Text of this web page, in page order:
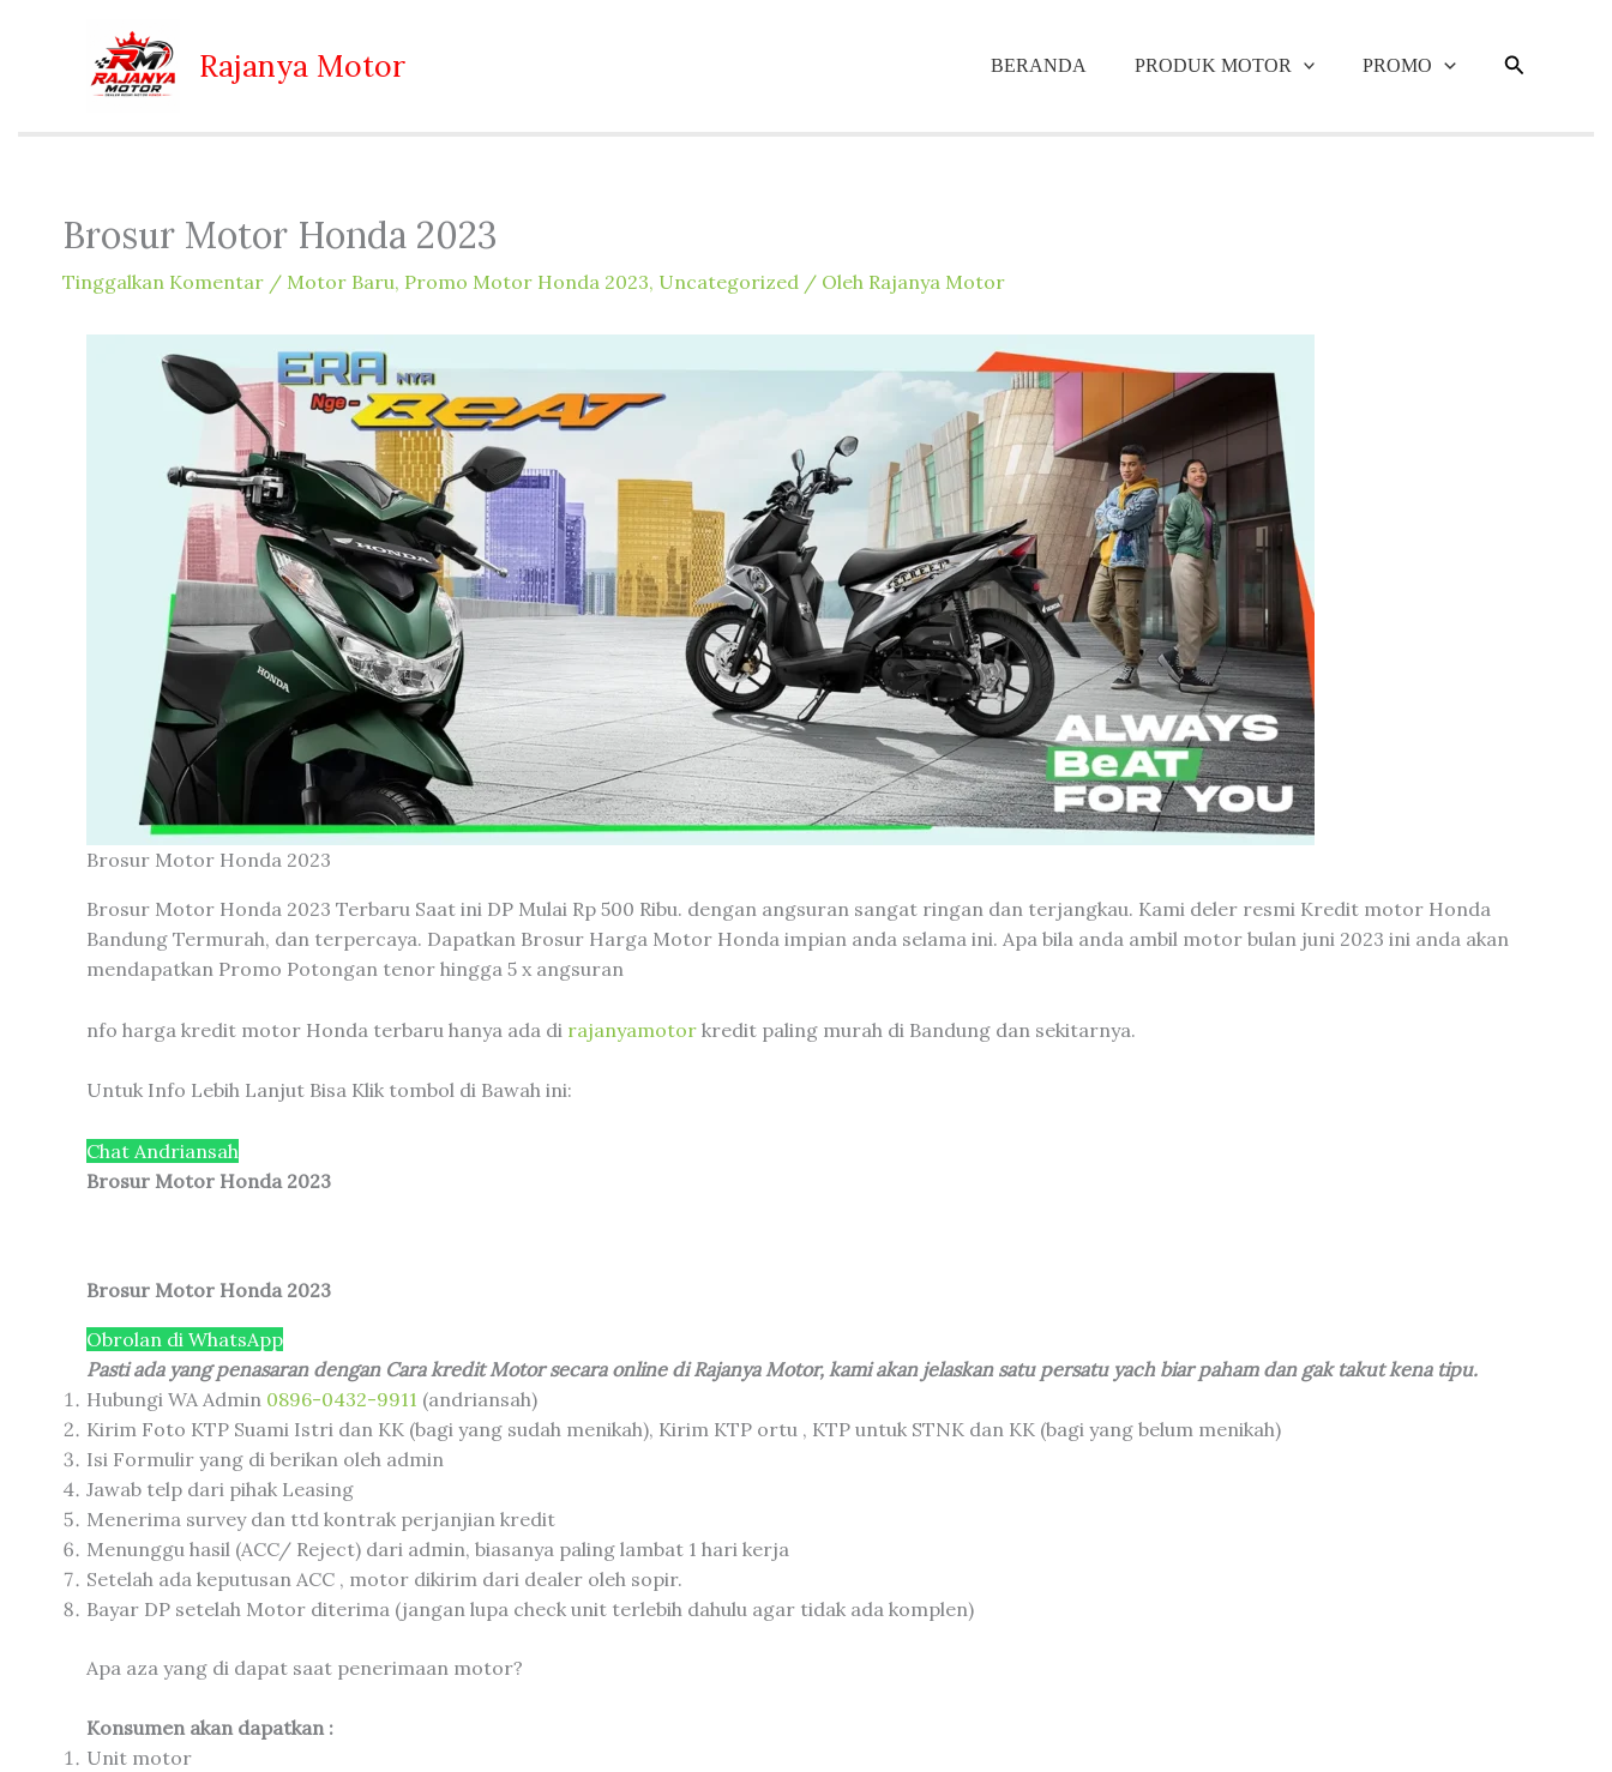
Rajanya Motor BERANDA PRODUK MOTOR PROMO Cari
Brosur Motor Honda 2023
Tinggalkan Komentar / Motor Baru, Promo Motor Honda 2023, Uncategorized / Oleh Rajanya Motor
Brosur Motor Honda 2023
Brosur Motor Honda 2023 Terbaru Saat ini DP Mulai Rp 500 Ribu. dengan angsuran sangat ringan dan terjangkau. Kami deler resmi Kredit motor Honda
Bandung Termurah, dan terpercaya. Dapatkan Brosur Harga Motor Honda impian anda selama ini. Apa bila anda ambil motor bulan juni 2023 ini anda akan
mendapatkan Promo Potongan tenor hingga 5 x angsuran
nfo harga kredit motor Honda terbaru hanya ada di rajanyamotor kredit paling murah di Bandung dan sekitarnya.
Untuk Info Lebih Lanjut Bisa Klik tombol di Bawah ini:
Chat Andriansah
Brosur Motor Honda 2023
Brosur Motor Honda 2023
Obrolan di WhatsApp
Pasti ada yang penasaran dengan Cara kredit Motor secara online di Rajanya Motor, kami akan jelaskan satu persatu yach biar paham dan gak takut kena tipu.
Hubungi WA Admin 0896-0432-9911 (andriansah)
Kirim Foto KTP Suami Istri dan KK (bagi yang sudah menikah), Kirim KTP ortu , KTP untuk STNK dan KK (bagi yang belum menikah)
Isi Formulir yang di berikan oleh admin
Jawab telp dari pihak Leasing
Menerima survey dan ttd kontrak perjanjian kredit
Menunggu hasil (ACC/ Reject) dari admin, biasanya paling lambat 1 hari kerja
Setelah ada keputusan ACC , motor dikirim dari dealer oleh sopir.
Bayar DP setelah Motor diterima (jangan lupa check unit terlebih dahulu agar tidak ada komplen)
Apa aza yang di dapat saat penerimaan motor?
Konsumen akan dapatkan :
Unit motor